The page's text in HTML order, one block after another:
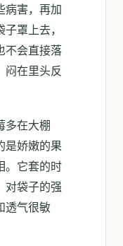
病害，再加
罩上去，
不会直接落
闷在里头反
多在大棚
是娇嫩的果
。它套的时
对袋子的强
透气很敏